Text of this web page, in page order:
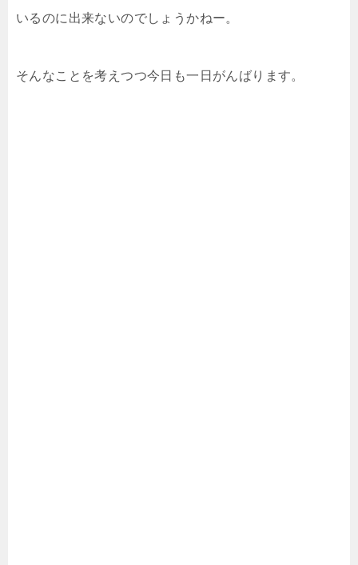
いるのに出来ないのでしょうかねー。
そんなことを考えつつ今日も一日がんばります。